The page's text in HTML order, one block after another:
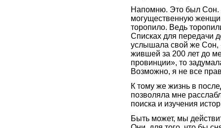
Напомню. Это был Сон.
могущественную
торопило. Ведь
Списках для передачи
услышала свой же Сон,
жившей за 200 лет до
провинции», то
Возможно, я не все
К тому же жизнь в
позволяла мне
поиска и изучения
Быть может, мы